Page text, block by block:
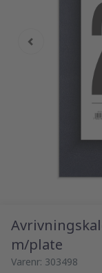
m/plate
Varenr: 303498